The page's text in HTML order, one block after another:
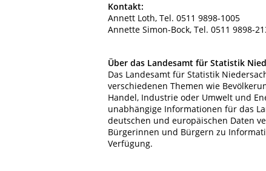
Kontakt:
Annett Loth, Tel. 0511 9898-1005
Annette Simon-Bock, Tel. 0511 9898-
Über das Landesamt für Statistik
Das Landesamt für Statistik
verschiedenen Themen wie
Handel, Industrie oder Umwelt und
unabhängige Informationen für das
deutschen und europäischen Daten
Bürgerinnen und Bürgern zu
Verfügung.